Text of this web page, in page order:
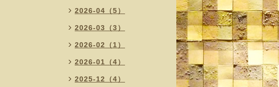
2026-04（5）
2026-03（3）
2026-02（1）
2026-01（4）
2025-12（4）